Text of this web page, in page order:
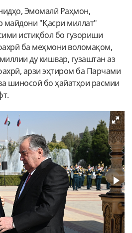
Эмомалӣ Раҳмон,
майдони "Қасри миллат"
истиқбол бо гузориши
ба меҳмони воломақом,
ду кишвар, гузаштан аз
арзи эҳтиром ба Парчами
шиносоӣ бо ҳайатҳои расмии